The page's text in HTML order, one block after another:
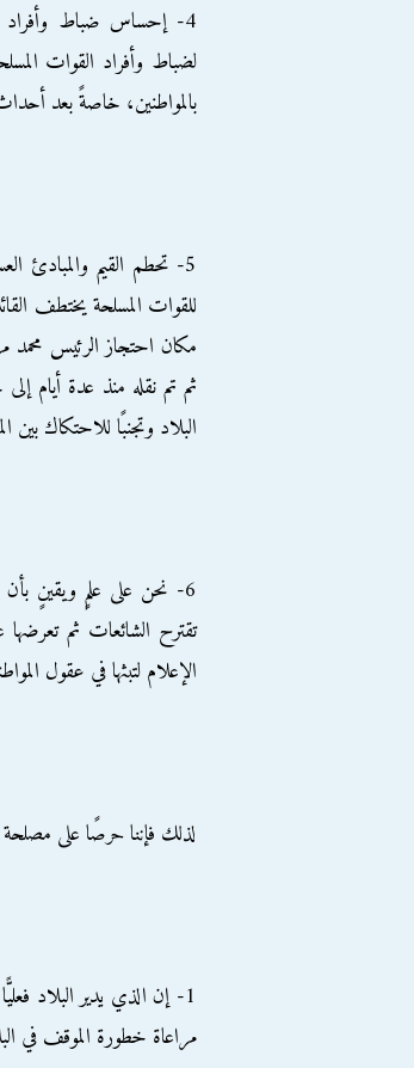
4- إحساس ضباط وأفراد
لضباط وأفراد القوات
بالمواطنين، خاصةً بعد
5- تحطم القيم والمبادئ
للقوات المسلحة يختطف
مكان احتجاز الرئيس محمد
ثم تم نقله منذ عدة أيام
البلاد وتجنبًا للاحتكاك بين
6- نحن على علمٍ ويقينٍ بأن
تقترح الشائعات ثم تعرضها
الإعلام لتبثها في عقول
لذلك فإننا حرصًا على
1- إن الذي يدير البلاد
مراعاة خطورة الموقف في